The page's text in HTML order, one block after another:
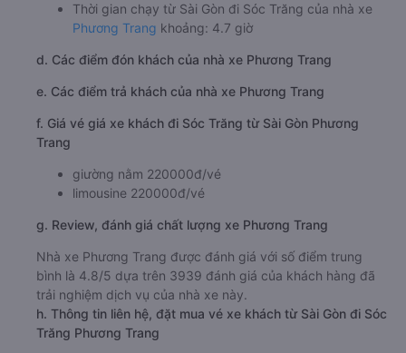
Thời gian chạy từ Sài Gòn đi Sóc Trăng của nhà xe
Phương Trang khoảng: 4.7 giờ
d. Các điểm đón khách của nhà xe Phương Trang
e. Các điểm trả khách của nhà xe Phương Trang
f. Giá vé giá xe khách đi Sóc Trăng từ Sài Gòn Phương
Trang
giường nằm 220000đ/vé
limousine 220000đ/vé
g. Review, đánh giá chất lượng xe Phương Trang
Nhà xe Phương Trang được đánh giá với số điểm trung
bình là 4.8/5 dựa trên 3939 đánh giá của khách hàng đã
trải nghiệm dịch vụ của nhà xe này.
h. Thông tin liên hệ, đặt mua vé xe khách từ Sài Gòn đi Sóc
Trăng Phương Trang